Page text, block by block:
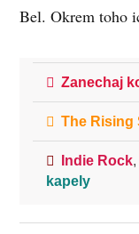
Bel. Okrem toho
Zanechaj
The Rising
Indie Rock,
kapely